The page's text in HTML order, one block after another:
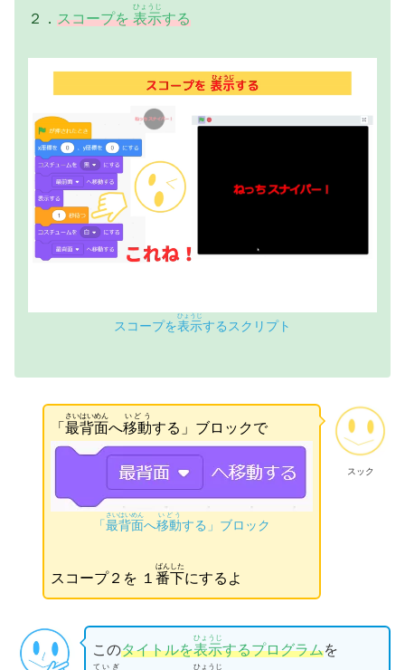
２． スコープを表示
ひょうじ
する
スコープを表示
ひょうじ
するスクリプト
スック
「最背面
さいはいめん
へ移動
いどう
する」ブロックで
「最背面
さいはいめん
へ移動
いどう
する」ブロック
スコープ２を １番
ばん
下
した
にするよ
このタイトルを表示
ひょうじ
するプログラムを
ていぎ ひょうじ